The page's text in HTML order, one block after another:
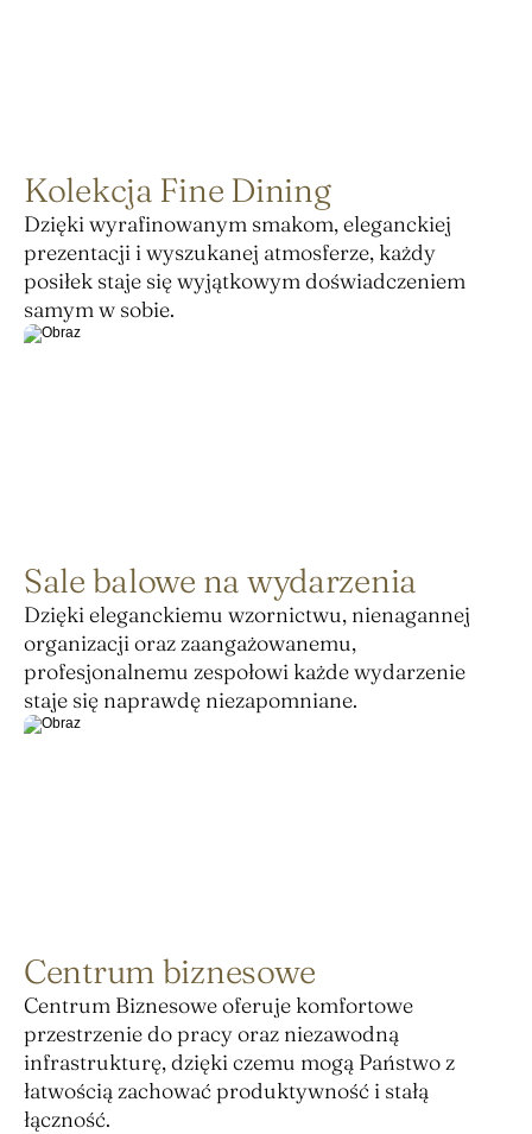
Kolekcja Fine Dining
Dzięki wyrafinowanym smakom, eleganckiej
prezentacji i wyszukanej atmosferze, każdy
posiłek staje się wyjątkowym doświadczeniem
samym w sobie.
Sale balowe na wydarzenia
Dzięki eleganckiemu wzornictwu, nienagannej
organizacji oraz zaangażowanemu,
profesjonalnemu zespołowi każde wydarzenie
staje się naprawdę niezapomniane.
Centrum biznesowe
Centrum Biznesowe oferuje komfortowe
przestrzenie do pracy oraz niezawodną
infrastrukturę, dzięki czemu mogą Państwo z
łatwością zachować produktywność i stałą
łączność.